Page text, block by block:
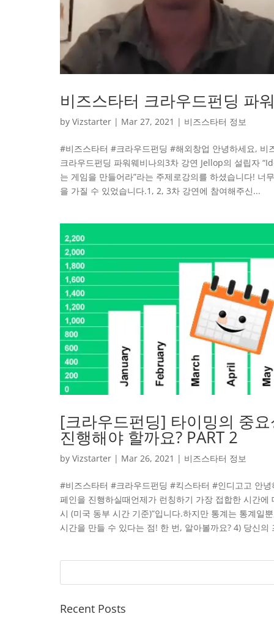
비즈스타터 크라우드펀딩 파
by Vizstarter | Mar 27, 2021 | 비즈스타터 정보
#비즈스타터 #크라우드펀딩 #해외창업 안녕하세요, 비
크라우드펀딩 파워웨비나의3차 강연 Jellop의 설립자
는 게임을 만들어라”라는 주제로강의를 하셨습니다!
을 가질 수 있었습니다.1, 2, 3차 강연에 참여해주신...
[크라우드펀딩] 타이밍의 중
진행해야 할까요? PART 2
by Vizstarter | Mar 26, 2021 | 비즈스타터 정보
#비즈스타터 #크라우드펀딩 #킥스타터 #인디고고 안
페인을 진행하실때언제가 런칭하기 가장 접합한 시간
시 (미국 동부 시간 기준)”입니다.하지만 통계는 통계일
시간을 만들 수 있다는 점! 한 번, 알아볼까요? 4) 당신
Recent Posts